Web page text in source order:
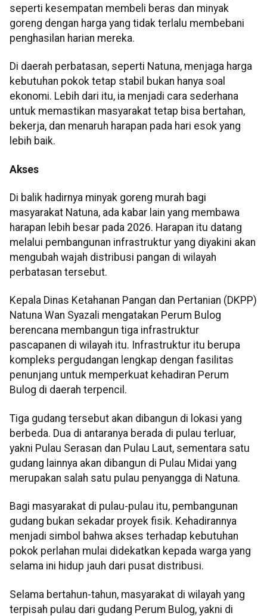
seperti kesempatan membeli beras dan minyak
goreng dengan harga yang tidak terlalu membebani
penghasilan harian mereka.
Di daerah perbatasan, seperti Natuna, menjaga harga
kebutuhan pokok tetap stabil bukan hanya soal
ekonomi. Lebih dari itu, ia menjadi cara sederhana
untuk memastikan masyarakat tetap bisa bertahan,
bekerja, dan menaruh harapan pada hari esok yang
lebih baik.
Akses
Di balik hadirnya minyak goreng murah bagi
masyarakat Natuna, ada kabar lain yang membawa
harapan lebih besar pada 2026. Harapan itu datang
melalui pembangunan infrastruktur yang diyakini akan
mengubah wajah distribusi pangan di wilayah
perbatasan tersebut.
Kepala Dinas Ketahanan Pangan dan Pertanian (DKPP)
Natuna Wan Syazali mengatakan Perum Bulog
berencana membangun tiga infrastruktur
pascapanen di wilayah itu. Infrastruktur itu berupa
kompleks pergudangan lengkap dengan fasilitas
penunjang untuk memperkuat kehadiran Perum
Bulog di daerah terpencil.
Tiga gudang tersebut akan dibangun di lokasi yang
berbeda. Dua di antaranya berada di pulau terluar,
yakni Pulau Serasan dan Pulau Laut, sementara satu
gudang lainnya akan dibangun di Pulau Midai yang
merupakan salah satu pulau penyangga di Natuna.
Bagi masyarakat di pulau-pulau itu, pembangunan
gudang bukan sekadar proyek fisik. Kehadirannya
menjadi simbol bahwa akses terhadap kebutuhan
pokok perlahan mulai didekatkan kepada warga yang
selama ini hidup jauh dari pusat distribusi.
Selama bertahun-tahun, masyarakat di wilayah yang
terpisah pulau dari gudang Perum Bulog, yakni di